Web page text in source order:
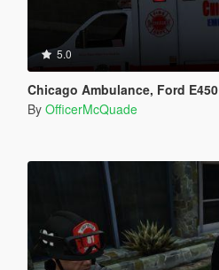
5.0
Chicago Ambulance, Ford E450
By OfficerMcQuade